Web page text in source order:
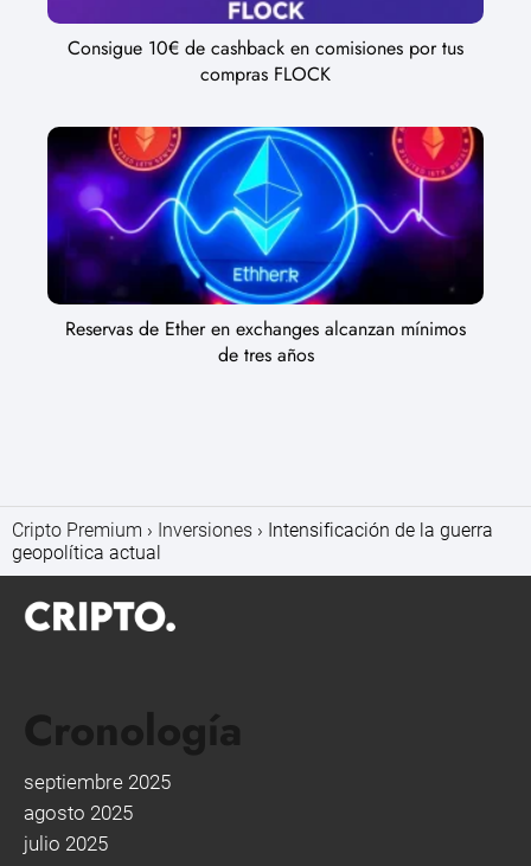
Consigue 10€ de cashback en comisiones por tus
compras FLOCK
Reservas de Ether en exchanges alcanzan mínimos
de tres años
Cripto Premium Inversiones
Intensificación de la guerra
geopolítica actual
Cronología
septiembre 2025
agosto 2025
julio 2025